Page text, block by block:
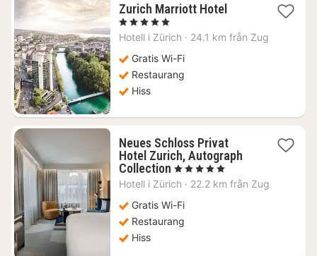
Zurich Marriott Hotel1
från
, 5 Stjärnor
Hotell i Zürich · 24.1 km från Zug
Gratis Wi-Fi
Restaurang
Hiss
Neues Schloss Privat
Hotel Zurich, Autograph
Collection 1
natt
4691
kr.
, 5 Stjärnor
Hotell i Zürich · 22.2 km från Zug
Gratis Wi-Fi
Restaurang
Hiss